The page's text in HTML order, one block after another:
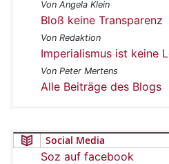
Von Angela Klein
Bloß keine Transparenz
Von Redaktion
Imperialismus ist keine
Von Peter Mertens
Alle Beiträge des Blogs
Social Media
Soz auf facebook